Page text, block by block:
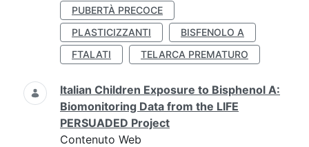
PUBERTÀ PRECOCE
PLASTICIZZANTI
BISFENOLO A
FTALATI
TELARCA PREMATURO
Italian Children Exposure to Bisphenol A:
Biomonitoring Data from the LIFE
PERSUADED Project
Contenuto Web